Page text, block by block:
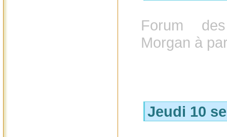
Forum
Morgan à
Jeudi 10